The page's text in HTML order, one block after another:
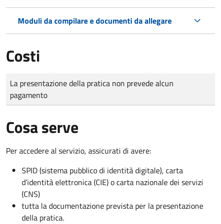
Moduli da compilare e documenti da allegare
Costi
Tipo di pagamento
Importo
La presentazione della pratica non prevede alcun
pagamento
Cosa serve
Per accedere al servizio, assicurati di avere:
SPID (sistema pubblico di identità digitale), carta
d’identità elettronica (CIE) o carta nazionale dei servizi
(CNS)
tutta la documentazione prevista per la presentazione
della pratica.